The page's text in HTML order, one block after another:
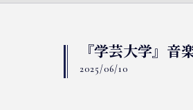
『学芸大学』音
2025/06/10